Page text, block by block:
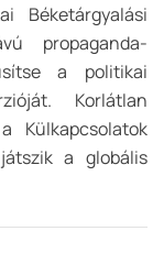
Béketárgyalási
propaganda-
a politikai
Korlátlan
Külkapcsolatok
a globális